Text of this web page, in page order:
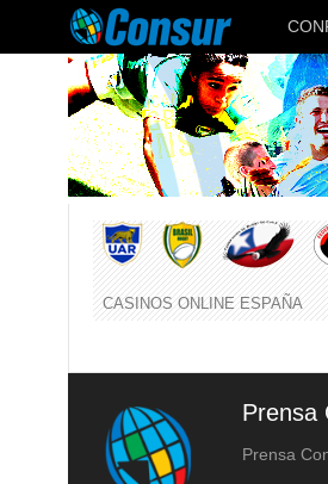
CASINOS ONLINE ESPAÑA
Prensa
Prensa